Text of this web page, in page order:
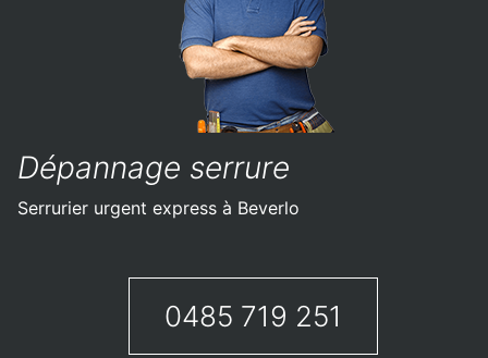
Dépannage serrure
Serrurier urgent express à Beverlo
0485 719 251